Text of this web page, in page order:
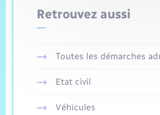
Retrouvez aussi
Toutes les démarches
Etat civil
Véhicules